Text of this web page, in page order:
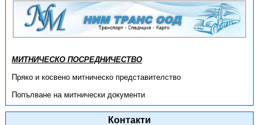
МИТНИЧЕСКО ПОСРЕДНИЧЕСТВО
Пряко и косвено митническо представителство
Попълване на митнически документи
Контакти